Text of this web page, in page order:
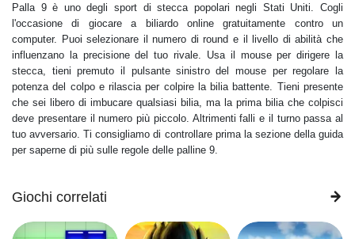
Palla 9 è uno degli sport di stecca popolari negli Stati Uniti. Cogli
l'occasione di giocare a biliardo online gratuitamente contro un
computer. Puoi selezionare il numero di round e il livello di abilità che
influenzano la precisione del tuo rivale. Usa il mouse per dirigere la
stecca, tieni premuto il pulsante sinistro del mouse per regolare la
potenza del colpo e rilascia per colpire la bilia battente. Tieni presente
che sei libero di imbucare qualsiasi bilia, ma la prima bilia che colpisci
deve presentare il numero più piccolo. Altrimenti falli e il turno passa al
tuo avversario. Ti consigliamo di controllare prima la sezione della guida
per saperne di più sulle regole delle palline 9.
Giochi correlati